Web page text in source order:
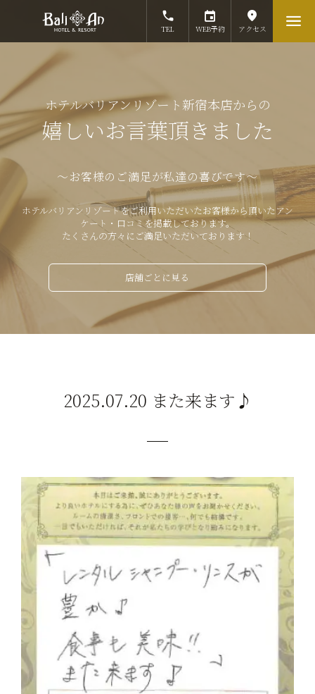
TEL WEB予約 アクセス
ホテルバリアンリゾート新宿本店からの
嬉しいお言葉頂きました
～お客様のご満足が私達の喜びです～
ホテルバリアンリゾートをご利用いただいたお客様から頂いたアン
ケート・口コミを掲載しております。
たくさんの方々にご満足いただいております！
店舗ごとに見る
2025.07.20 また来ます♪